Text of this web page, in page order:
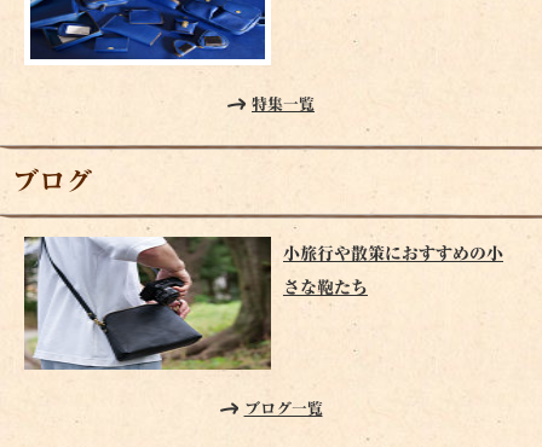
特集一覧
ブログ
小旅行や散策におすすめの小
さな鞄たち
ブログ一覧